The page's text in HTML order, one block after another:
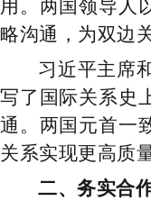
用。两国领导人
略沟通，为双边
习近平主席
写了国际关系史
通。两国元首一
关系实现更高质
二、务实合